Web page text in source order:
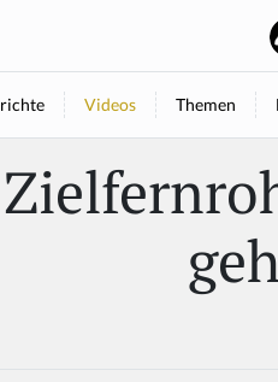
Videos Themen